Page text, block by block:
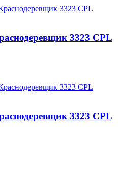
3323 CPL
3323 CPL